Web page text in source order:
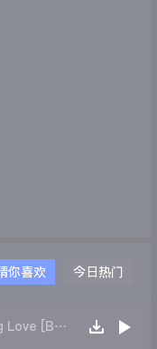
你喜欢 今日热门
【韩国Bounce】Jack Wins – Big Love [BIONIC RE-Make]